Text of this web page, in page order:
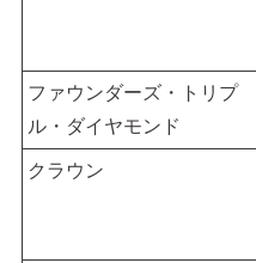
ファウンダーズ・トリプ
ル・ダイヤモンド
クラウン